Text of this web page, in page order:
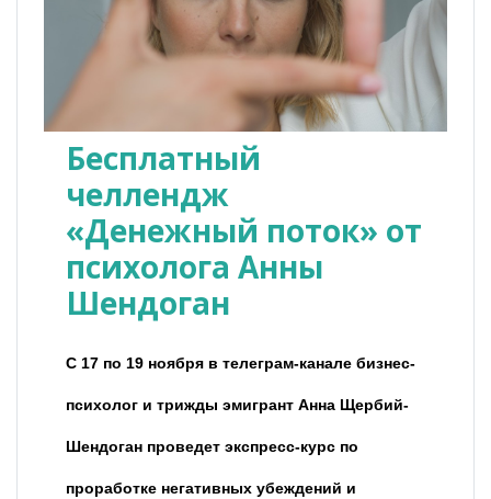
Бесплатный
челлендж
«Денежный поток» от
психолога Анны
Шендоган
С 17 по 19 ноября в телеграм-канале бизнес-
психолог и трижды эмигрант Анна Щербий-
Шендоган проведет экспресс-курс по
проработке негативных убеждений и